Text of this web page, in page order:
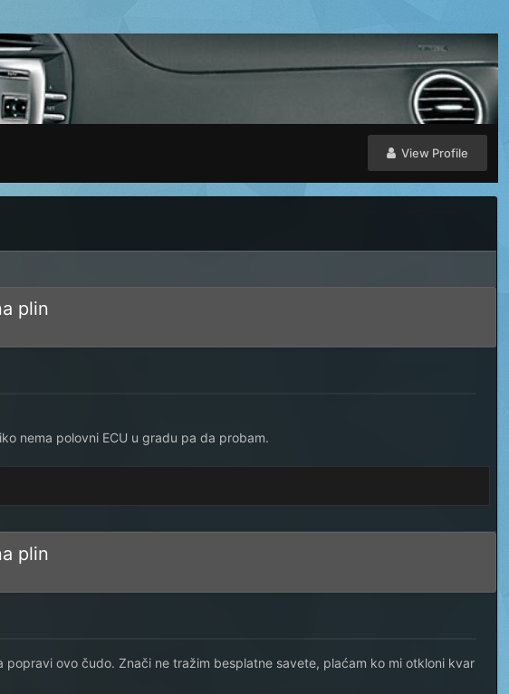
View Profile
plin
nema polovni ECU u gradu pa da probam.
plin
ovo čudo. Znači ne tražim besplatne savete, plaćam ko mi otkloni kvar